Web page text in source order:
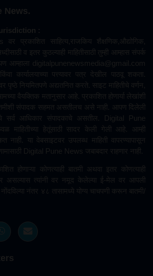
News.
:
प्रकाशित साहित्य,राजकिय शैक्षणिक,औद्योगिक,
व इतर कुठल्याही माहितीसाठी तुम्ही आम्हास संपर्क
आम्हाला digitalpunenewsmedia@gmail.com
कार्यालयाच्या पत्त्यावर पत्र देखील पाठवू शकता.
नियमितपणे अद्यतनित करते. साइट माहितीचे वर्णन,
वैयक्तिक मतानुसार आहे. प्रकाशित होणार्या लेखांशी
संपादक सहमत असतीलच असे नाही. आपण दिलेली
सर्व आधिकार संपादकाचे असतील. Digital Pune
माहितीच्या हेतूंसाठी सादर केली गेली आहे. आम्ही
या वेबसाइटवर उपलब्ध माहिती वापरण्यापासून
Digital Pune News जबाबदार राहणार नाही.
होणाऱ्या कोणत्याही बातमी अथवा इतर कोणत्याही
असल्यास त्यांनी वर नमूद केलेल्या ई-मेल वर आपली
नंतर ४८ तासामध्ये योग्य चाचपणी करून बातमी/